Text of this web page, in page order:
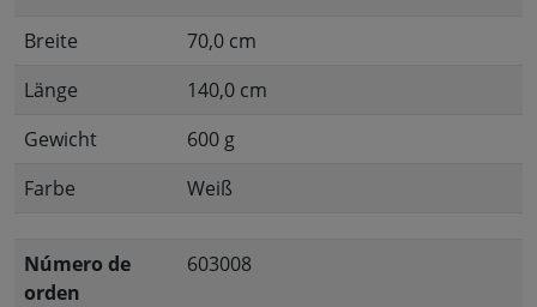
Breite
70,0 cm
Länge
140,0 cm
Gewicht
600 g
Farbe
Weiß
Número de
orden
603008